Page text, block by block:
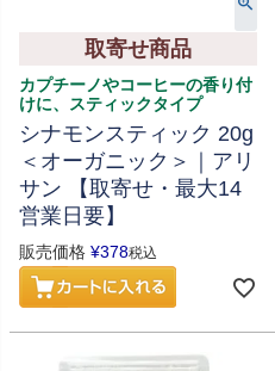
取寄せ商品
カプチーノやコーヒーの香り付
けに、スティックタイプ
シナモンスティック 20g
＜オーガニック＞｜アリ
サン 【取寄せ・最大14
営業日要】
販売価格 ¥378税込